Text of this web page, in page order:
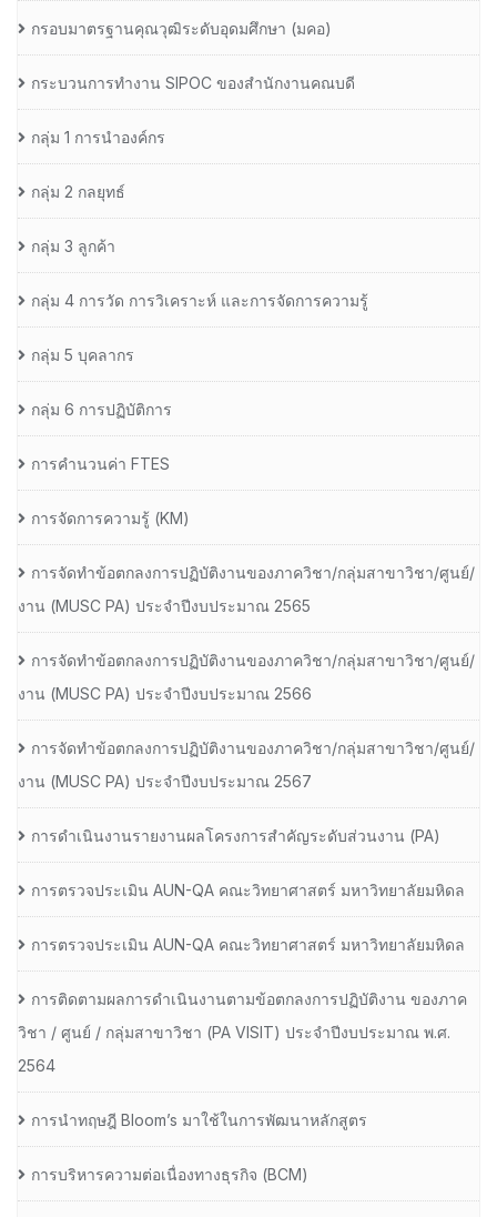
กรอบมาตรฐานคุณวุฒิระดับอุดมศึกษา (มคอ)
กระบวนการทำงาน SIPOC ของสำนักงานคณบดี
กลุ่ม 1 การนำองค์กร
กลุ่ม 2 กลยุทธ์
กลุ่ม 3 ลูกค้า
กลุ่ม 4 การวัด การวิเคราะห์ และการจัดการความรู้
กลุ่ม 5 บุคลากร
กลุ่ม 6 การปฏิบัติการ
การคำนวนค่า FTES
การจัดการความรู้ (KM)
การจัดทำข้อตกลงการปฏิบัติงานของภาควิชา/กลุ่มสาขาวิชา/ศูนย์/
งาน (MUSC PA) ประจำปีงบประมาณ 2565
การจัดทำข้อตกลงการปฏิบัติงานของภาควิชา/กลุ่มสาขาวิชา/ศูนย์/
งาน (MUSC PA) ประจำปีงบประมาณ 2566
การจัดทำข้อตกลงการปฏิบัติงานของภาควิชา/กลุ่มสาขาวิชา/ศูนย์/
งาน (MUSC PA) ประจำปีงบประมาณ 2567
การดำเนินงานรายงานผลโครงการสำคัญระดับส่วนงาน (PA)
การตรวจประเมิน AUN-QA คณะวิทยาศาสตร์ มหาวิทยาลัยมหิดล
การตรวจประเมิน AUN-QA คณะวิทยาศาสตร์ มหาวิทยาลัยมหิดล
การติดตามผลการดำเนินงานตามข้อตกลงการปฏิบัติงาน ของภาค
วิชา / ศูนย์ / กลุ่มสาขาวิชา (PA VISIT) ประจำปีงบประมาณ พ.ศ.​
2564
การนำทฤษฎี Bloom’s มาใช้ในการพัฒนาหลักสูตร
การบริหารความต่อเนื่องทางธุรกิจ (BCM)